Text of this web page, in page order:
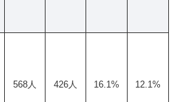
568人 426人 16.1% 12.1%